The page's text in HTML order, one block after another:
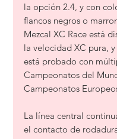
la opción 2.4, y con
flancos negros o
Mezcal XC Race está
la velocidad XC pura,
está probado con
Campeonatos del
Campeonatos
La línea central
el contacto de